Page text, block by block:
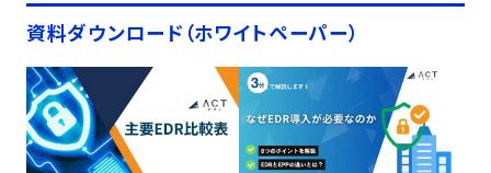
資料ダウンロード（ホワイトペーパー）